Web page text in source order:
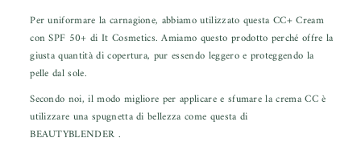
Per uniformare la carnagione, abbiamo utilizzato questa CC+ Cream
con SPF 50+ di It Cosmetics. Amiamo questo prodotto perché offre la
giusta quantità di copertura, pur essendo leggero e proteggendo la
pelle dal sole.
Secondo noi, il modo migliore per applicare e sfumare la crema CC è
utilizzare una spugnetta di bellezza come questa di
BEAUTYBLENDER .